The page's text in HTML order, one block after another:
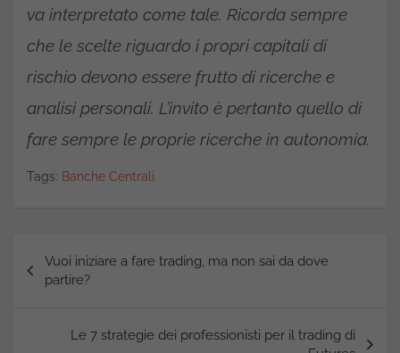
va interpretato come tale. Ricorda sempre
che le scelte riguardo i propri capitali di
rischio devono essere frutto di ricerche e
analisi personali. L’invito è pertanto quello di
fare sempre le proprie ricerche in autonomia.
Tags: Banche Centrali
Navigazione
articoli
Vuoi iniziare a fare trading, ma non sai da dove
partire?
Le 7 strategie dei professionisti per il trading di